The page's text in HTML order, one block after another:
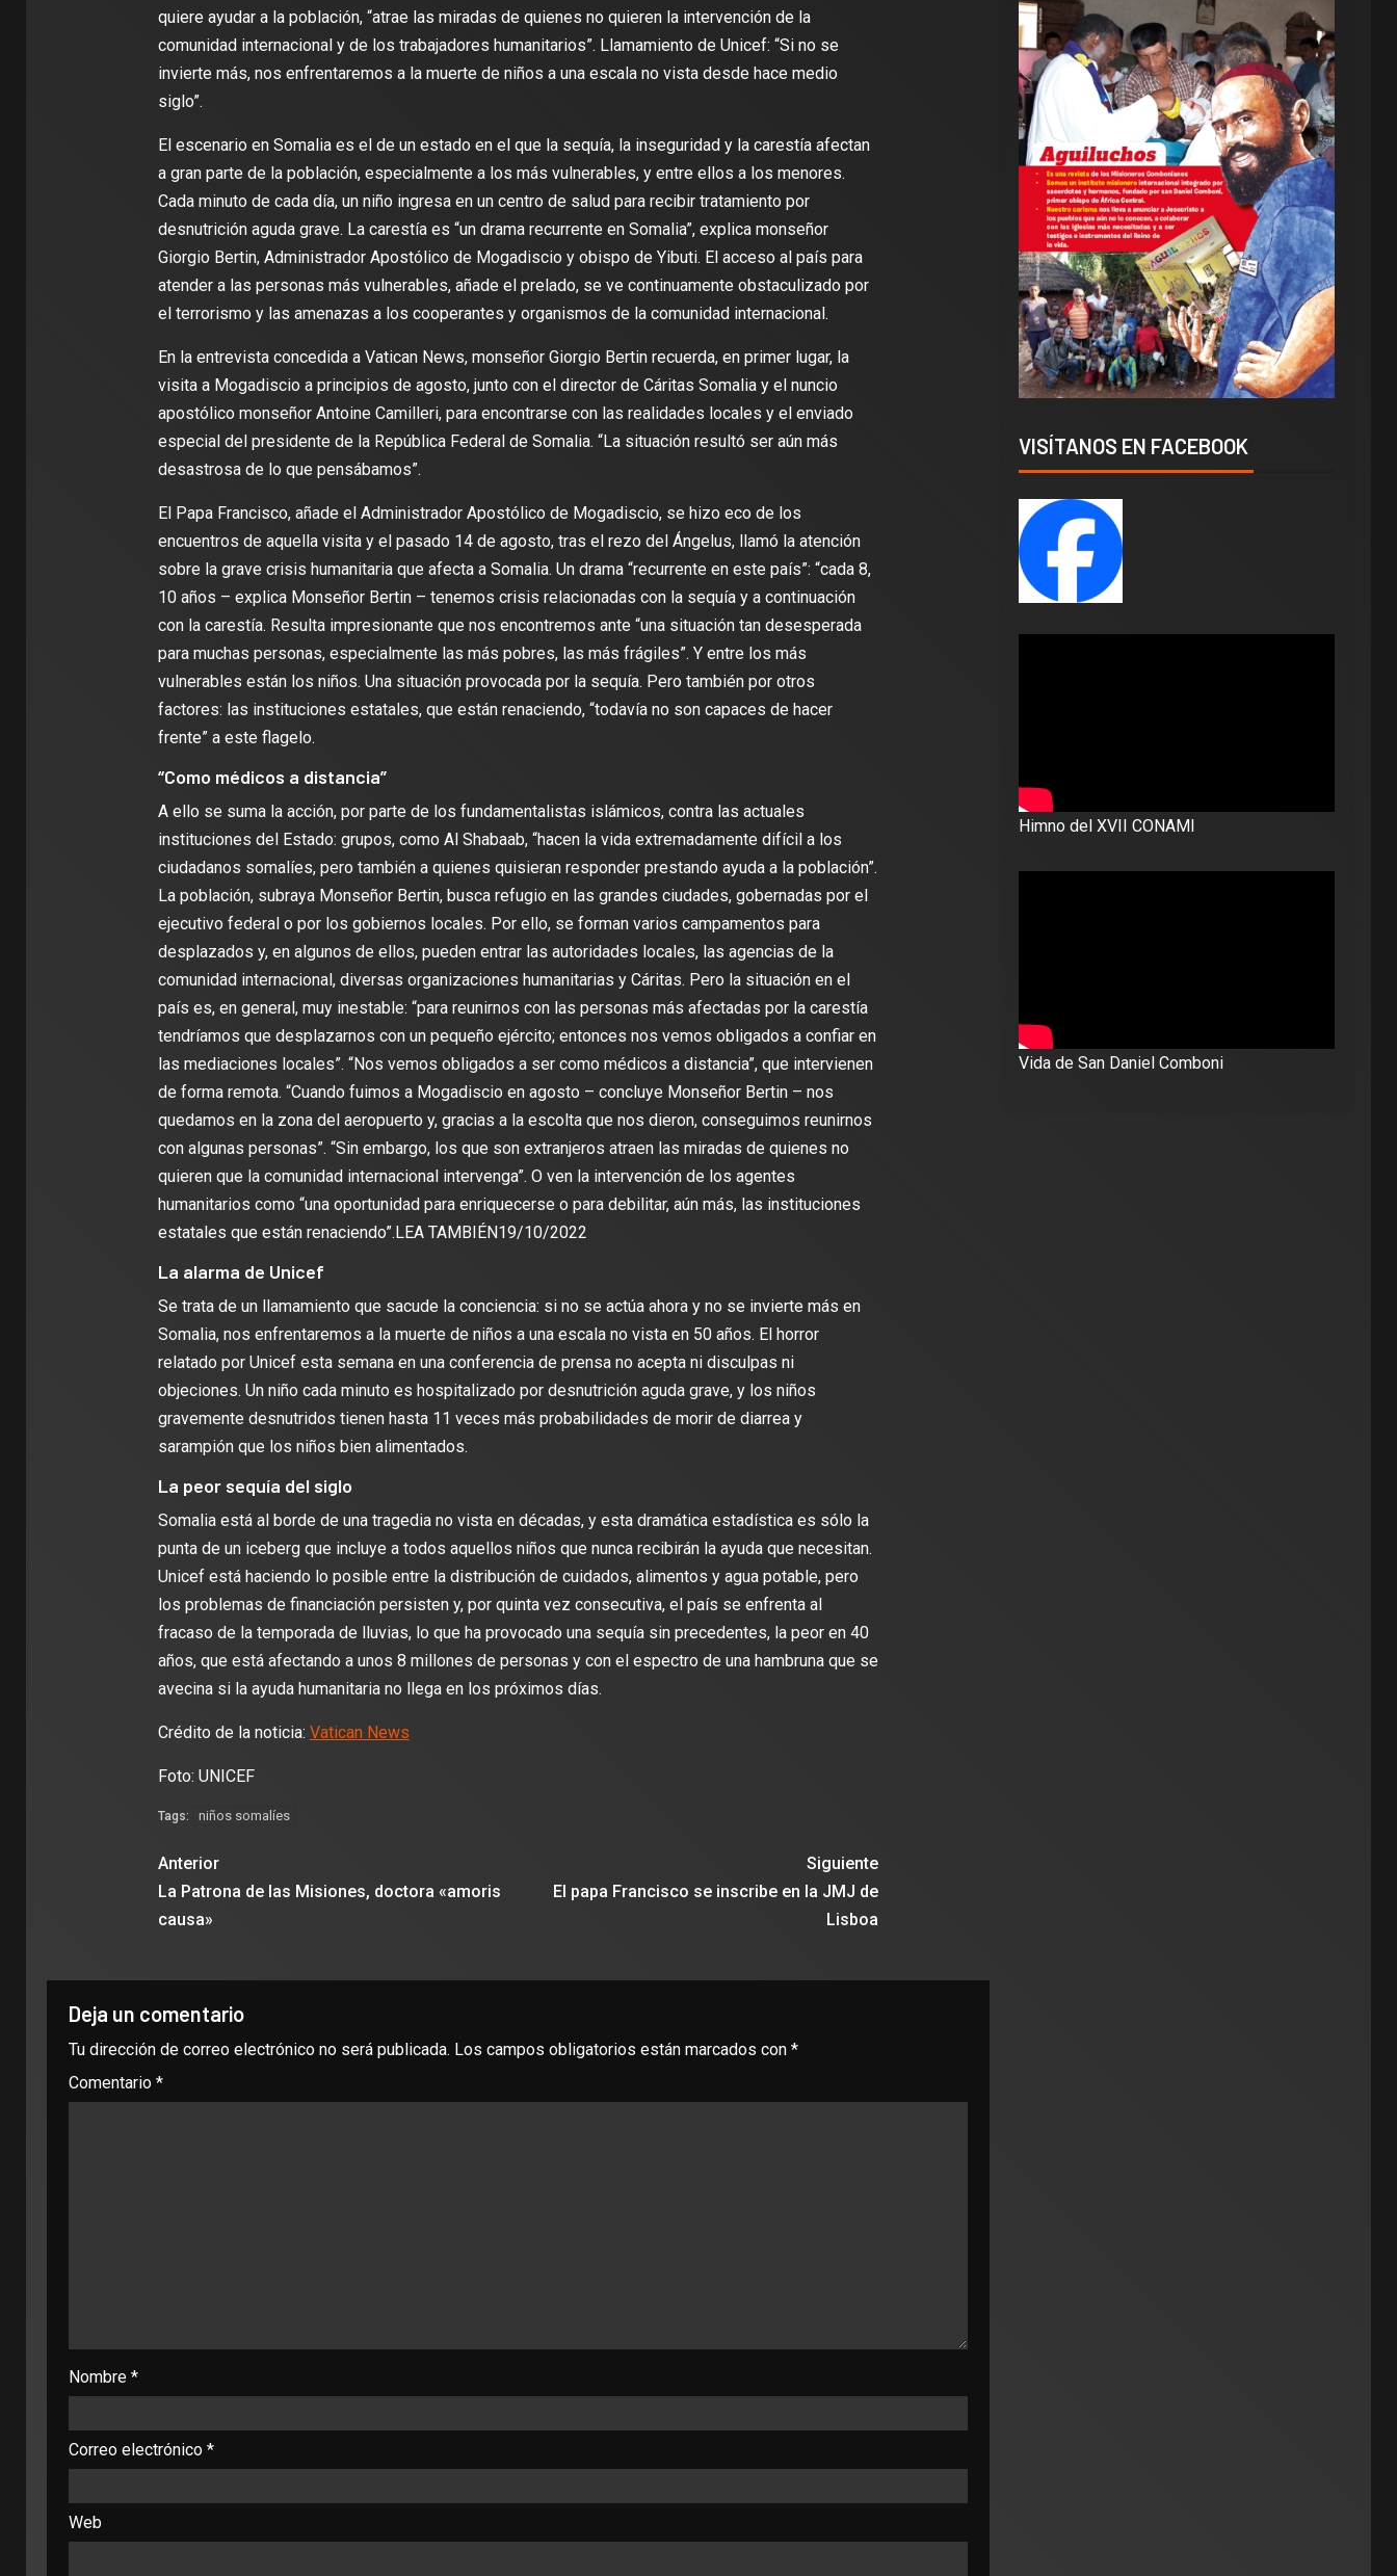
quiere ayudar a la población, “atrae las miradas de quienes no quieren la intervención de la
comunidad internacional y de los trabajadores humanitarios”. Llamamiento de Unicef: “Si no se
invierte más, nos enfrentaremos a la muerte de niños a una escala no vista desde hace medio
siglo”.
El escenario en Somalia es el de un estado en el que la sequía, la inseguridad y la carestía afectan
a gran parte de la población, especialmente a los más vulnerables, y entre ellos a los menores.
Cada minuto de cada día, un niño ingresa en un centro de salud para recibir tratamiento por
desnutrición aguda grave. La carestía es “un drama recurrente en Somalia”, explica monseñor
Giorgio Bertin, Administrador Apostólico de Mogadiscio y obispo de Yibuti. El acceso al país para
atender a las personas más vulnerables, añade el prelado, se ve continuamente obstaculizado por
el terrorismo y las amenazas a los cooperantes y organismos de la comunidad internacional.
En la entrevista concedida a Vatican News, monseñor Giorgio Bertin recuerda, en primer lugar, la
visita a Mogadiscio a principios de agosto, junto con el director de Cáritas Somalia y el nuncio
apostólico monseñor Antoine Camilleri, para encontrarse con las realidades locales y el enviado
especial del presidente de la República Federal de Somalia. “La situación resultó ser aún más
desastrosa de lo que pensábamos”.
El Papa Francisco, añade el Administrador Apostólico de Mogadiscio, se hizo eco de los
encuentros de aquella visita y el pasado 14 de agosto, tras el rezo del Ángelus, llamó la atención
sobre la grave crisis humanitaria que afecta a Somalia. Un drama “recurrente en este país”: “cada 8,
10 años – explica Monseñor Bertin – tenemos crisis relacionadas con la sequía y a continuación
con la carestía. Resulta impresionante que nos encontremos ante “una situación tan desesperada
para muchas personas, especialmente las más pobres, las más frágiles”. Y entre los más
vulnerables están los niños. Una situación provocada por la sequía. Pero también por otros
factores: las instituciones estatales, que están renaciendo, “todavía no son capaces de hacer
frente” a este flagelo.
“Como médicos a distancia”
A ello se suma la acción, por parte de los fundamentalistas islámicos, contra las actuales
instituciones del Estado: grupos, como Al Shabaab, “hacen la vida extremadamente difícil a los
ciudadanos somalíes, pero también a quienes quisieran responder prestando ayuda a la población”.
La población, subraya Monseñor Bertin, busca refugio en las grandes ciudades, gobernadas por el
ejecutivo federal o por los gobiernos locales. Por ello, se forman varios campamentos para
desplazados y, en algunos de ellos, pueden entrar las autoridades locales, las agencias de la
comunidad internacional, diversas organizaciones humanitarias y Cáritas. Pero la situación en el
país es, en general, muy inestable: “para reunirnos con las personas más afectadas por la carestía
tendríamos que desplazarnos con un pequeño ejército; entonces nos vemos obligados a confiar en
las mediaciones locales”. “Nos vemos obligados a ser como médicos a distancia”, que intervienen
de forma remota. “Cuando fuimos a Mogadiscio en agosto – concluye Monseñor Bertin – nos
quedamos en la zona del aeropuerto y, gracias a la escolta que nos dieron, conseguimos reunirnos
con algunas personas”. “Sin embargo, los que son extranjeros atraen las miradas de quienes no
quieren que la comunidad internacional intervenga”. O ven la intervención de los agentes
humanitarios como “una oportunidad para enriquecerse o para debilitar, aún más, las instituciones
estatales que están renaciendo”.LEA TAMBIÉN19/10/2022
La alarma de Unicef
Se trata de un llamamiento que sacude la conciencia: si no se actúa ahora y no se invierte más en
Somalia, nos enfrentaremos a la muerte de niños a una escala no vista en 50 años. El horror
relatado por Unicef esta semana en una conferencia de prensa no acepta ni disculpas ni
objeciones. Un niño cada minuto es hospitalizado por desnutrición aguda grave, y los niños
gravemente desnutridos tienen hasta 11 veces más probabilidades de morir de diarrea y
sarampión que los niños bien alimentados.
La peor sequía del siglo
Somalia está al borde de una tragedia no vista en décadas, y esta dramática estadística es sólo la
punta de un iceberg que incluye a todos aquellos niños que nunca recibirán la ayuda que necesitan.
Unicef está haciendo lo posible entre la distribución de cuidados, alimentos y agua potable, pero
los problemas de financiación persisten y, por quinta vez consecutiva, el país se enfrenta al
fracaso de la temporada de lluvias, lo que ha provocado una sequía sin precedentes, la peor en 40
años, que está afectando a unos 8 millones de personas y con el espectro de una hambruna que se
avecina si la ayuda humanitaria no llega en los próximos días.
Crédito de la noticia: Vatican News
Foto: UNICEF
Tags: niños somalíes
Anterior
La Patrona de las Misiones, doctora «amoris
causa»
Siguiente
El papa Francisco se inscribe en la JMJ de
Lisboa
Deja un comentario
Tu dirección de correo electrónico no será publicada. Los campos obligatorios están marcados con *
Comentario *
Nombre *
Correo electrónico *
Web
VISÍTANOS EN FACEBOOK
Himno del XVII CONAMI
Vida de San Daniel Comboni